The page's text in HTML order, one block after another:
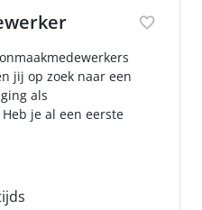
jij op zoek naar een
als
je al een eerste